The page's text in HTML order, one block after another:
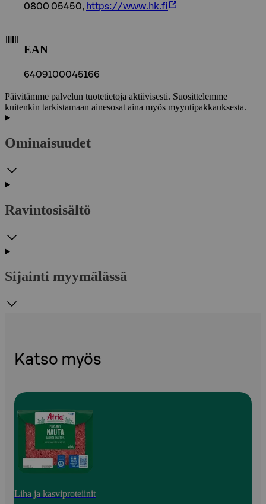
0800 05450, https://www.hk.fi
EAN
6409100045166
Päivitämme palvelun tuotetietoja aktiivisesti. Suosittelemme
kuitenkin tarkistamaan ainesosat aina myös myyntipakkauksesta.
Ominaisuudet
Ravintosisältö
Sijainti myymälässä
Katso myös
Liha ja kasviproteiinit